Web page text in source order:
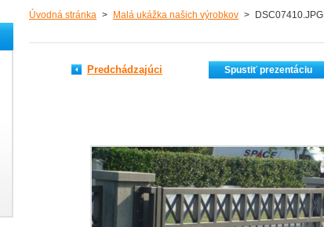
Úvodná stránka > Malá ukážka našich výrobkov > DSC07410.JPG
Predchádzajúci Spustiť prezentáciu